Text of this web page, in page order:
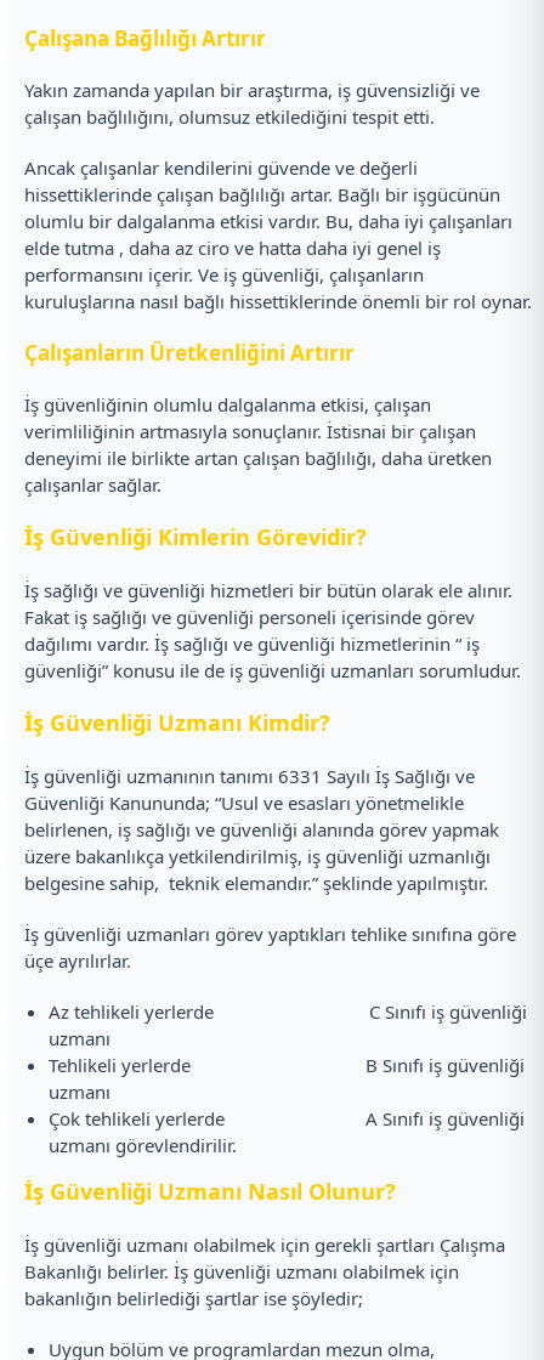
Çalışana Bağlılığı Artırır
Yakın zamanda yapılan bir araştırma, iş güvensizliği ve
çalışan bağlılığını, olumsuz etkilediğini tespit etti.
Ancak çalışanlar kendilerini güvende ve değerli
hissettiklerinde çalışan bağlılığı artar. Bağlı bir işgücünün
olumlu bir dalgalanma etkisi vardır. Bu, daha iyi çalışanları
elde tutma , daha az ciro ve hatta daha iyi genel iş
performansını içerir. Ve iş güvenliği, çalışanların
kuruluşlarına nasıl bağlı hissettiklerinde önemli bir rol oynar.
Çalışanların Üretkenliğini Artırır
İş güvenliğinin olumlu dalgalanma etkisi, çalışan
verimliliğinin artmasıyla sonuçlanır. İstisnai bir çalışan
deneyimi ile birlikte artan çalışan bağlılığı, daha üretken
çalışanlar sağlar.
İş Güvenliği Kimlerin Görevidir?
İş sağlığı ve güvenliği hizmetleri bir bütün olarak ele alınır.
Fakat iş sağlığı ve güvenliği personeli içerisinde görev
dağılımı vardır. İş sağlığı ve güvenliği hizmetlerinin “ iş
güvenliği” konusu ile de iş güvenliği uzmanları sorumludur.
İş Güvenliği Uzmanı Kimdir?
İş güvenliği uzmanının tanımı 6331 Sayılı İş Sağlığı ve
Güvenliği Kanununda; “Usul ve esasları yönetmelikle
belirlenen, iş sağlığı ve güvenliği alanında görev yapmak
üzere bakanlıkça yetkilendirilmiş, iş güvenliği uzmanlığı
belgesine sahip, teknik elemandır.” şeklinde yapılmıştır.
İş güvenliği uzmanları görev yaptıkları tehlike sınıfına göre
üçe ayrılırlar.
Az tehlikeli yerlerde C Sınıfı iş güvenliği
uzmanı
Tehlikeli yerlerde B Sınıfı iş güvenliği
uzmanı
Çok tehlikeli yerlerde A Sınıfı iş güvenliği
uzmanı görevlendirilir.
İş Güvenliği Uzmanı Nasıl Olunur?
İş güvenliği uzmanı olabilmek için gerekli şartları Çalışma
Bakanlığı belirler. İş güvenliği uzmanı olabilmek için
bakanlığın belirlediği şartlar ise şöyledir;
Uygun bölüm ve programlardan mezun olma,